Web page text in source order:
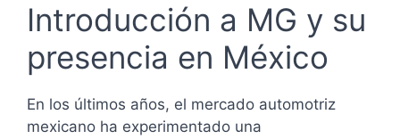
Introducción a MG y su
presencia en México
En los últimos años, el mercado automotriz
mexicano ha experimentado una